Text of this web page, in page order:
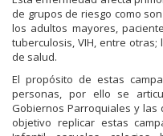
de grupos de riesgo como
los adultos mayores,
tuberculosis, VIH, entre
de salud.
El propósito de estas
personas, por ello se
Gobiernos Parroquiales y las
objetivo replicar estas